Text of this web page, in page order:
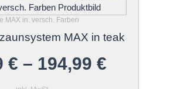
MAX in. versch. Farben
MAX in teak
€ – 194,99 €
weist
mehrere
Varianten
Die